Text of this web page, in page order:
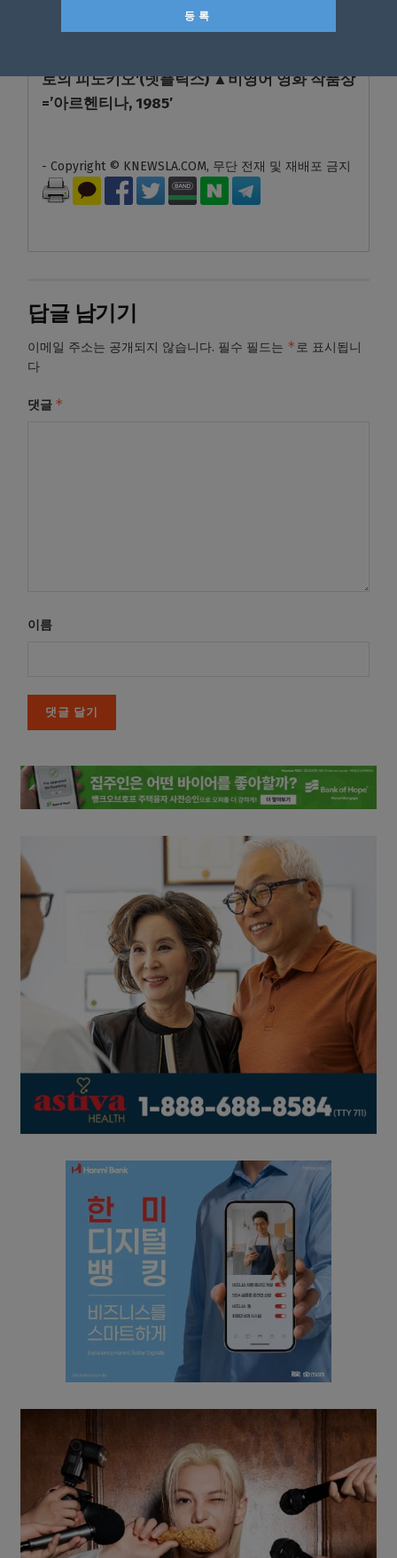
절라 베싯(‘블랙 팬서:와칸다 포에버’) ▲음악상=
저스틴 허위츠(‘바빌론’) ▲주제가상=’Naatu
로의 피노키오'(넷플릭스) ▲비영어 영화 작품상
=’아르헨티나, 1985′
- Copyright © KNEWSLA.COM, 무단 전재 및 재배포 금지
답글 남기기
이메일 주소는 공개되지 않습니다. 필수 필드는 *로 표시됩니
다
댓글 *
이름